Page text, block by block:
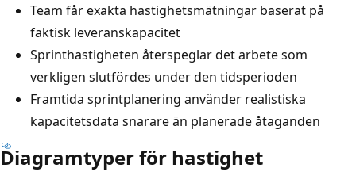
Team får exakta hastighetsmätningar baserat på
faktisk leveranskapacitet
Sprinthastigheten återspeglar det arbete som
verkligen slutfördes under den tidsperioden
Framtida sprintplanering använder realistiska
kapacitetsdata snarare än planerade åtaganden
Diagramtyper för hastighet